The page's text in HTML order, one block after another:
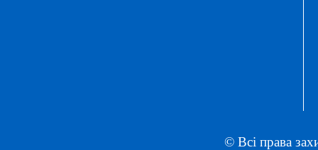
© Всі права